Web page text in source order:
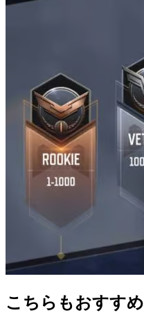
こちらもおすすめ